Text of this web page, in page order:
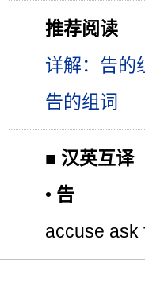
推荐阅读
详解：告的
告的组词
■ 汉英互译
• 告
accuse ask